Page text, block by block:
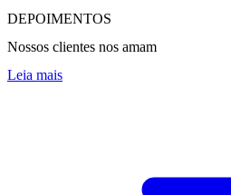
DEPOIMENTOS
Nossos clientes nos amam
Leia mais